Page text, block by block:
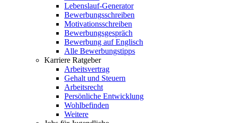
Lebenslauf-Generator
Bewerbungsschreiben
Motivationsschreiben
Bewerbungsgespräch
Bewerbung auf Englisch
Alle Bewerbungstipps
Karriere Ratgeber
Arbeitsvertrag
Gehalt und Steuern
Arbeitsrecht
Persönliche Entwicklung
Wohlbefinden
Weitere